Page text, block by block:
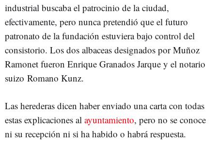
industrial buscaba el patrocinio de la ciudad,
efectivamente, pero nunca pretendió que el futuro
patronato de la fundación estuviera bajo control del
consistorio. Los dos albaceas designados por Muñoz
Ramonet fueron Enrique Granados Jarque y el notario
suizo Romano Kunz.
Las herederas dicen haber enviado una carta con todas
estas explicaciones al ayuntamiento, pero no se conoce
ni su recepción ni si ha habido o habrá respuesta.